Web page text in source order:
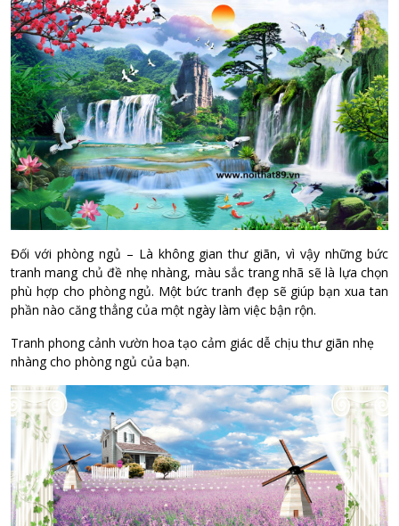
Đối với phòng ngủ – Là không gian thư giãn, vì vậy những bức
tranh mang chủ đề nhẹ nhàng, màu sắc trang nhã sẽ là lựa chọn
phù hợp cho phòng ngủ. Một bức tranh đẹp sẽ giúp bạn xua tan
phần nào căng thẳng của một ngày làm việc bận rộn.
Tranh phong cảnh vườn hoa tạo cảm giác dễ chịu thư giãn nhẹ
nhàng cho phòng ngủ của bạn.